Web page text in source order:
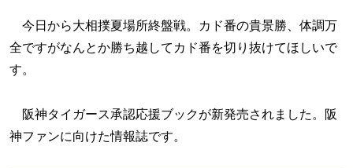
今日から大相撲夏場所終盤戦。カド番の貴景勝、体調万
全ですがなんとか勝ち越してカド番を切り抜けてほしいで
す。
阪神タイガース承認応援ブックが新発売されました。阪
神ファンに向けた情報誌です。